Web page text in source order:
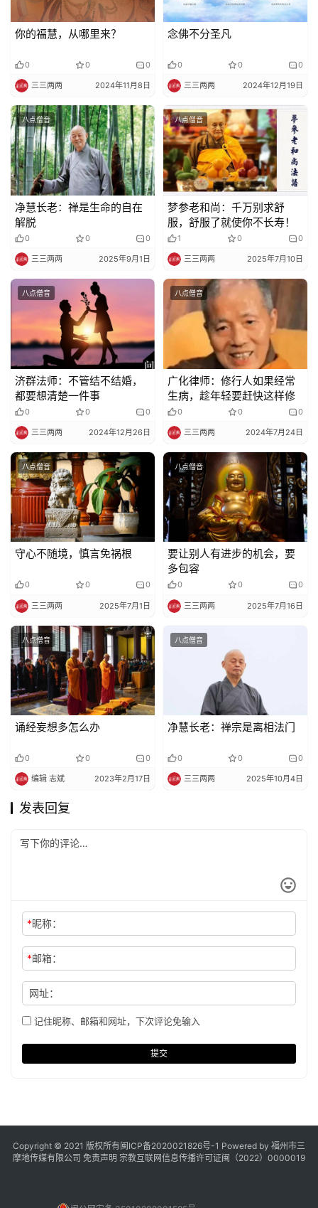
你的福慧，从哪里来？
0 0 0
三三两两 2024年11月8日
念佛不分圣凡
0 0 0
三三两两 2024年12月19日
八点僧音
净慧长老：禅是生命的自在
解脱
0 0 0
三三两两 2025年9月1日
八点僧音
梦参老和尚：千万别求舒
服，舒服了就使你不长寿！
1 0 0
三三两两 2025年7月10日
八点僧音
济群法师：不管结不结婚，
都要想清楚一件事
0 0 0
三三两两 2024年12月26日
八点僧音
广化律师：修行人如果经常
生病，趁年轻要赶快这样修
0 0 0
三三两两 2024年7月24日
八点僧音
守心不随境，慎言免祸根
0 0 0
三三两两 2025年7月1日
八点僧音
要让别人有进步的机会，要
多包容
0 0 0
三三两两 2025年7月16日
八点僧音
诵经妄想多怎么办
0 0 0
编辑 志斌 2023年2月17日
八点僧音
净慧长老：禅宗是离相法门
0 0 0
三三两两 2025年10月4日
发表回复
*昵称：
*邮箱：
网址：
记住昵称、邮箱和网址，下次评论免输入
提交
Copyright © 2021 版权所有闽ICP备2020021826号-1 Powered by 福州市三
摩地传媒有限公司 免责声明 宗教互联网信息传播许可证闽（2022）0000019